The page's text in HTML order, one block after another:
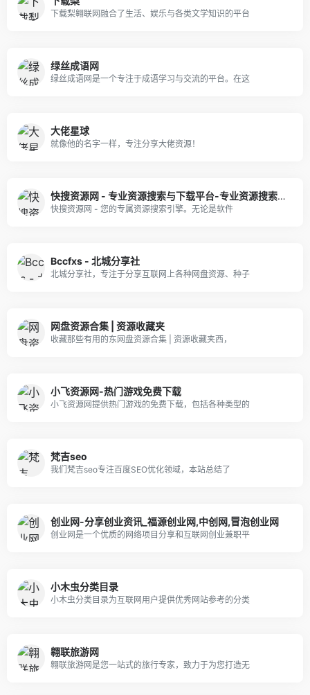
下载梨翱联网融合了生活、娱乐与各类文学知识的平台
绿丝成语网
绿丝成语网是一个专注于成语学习与交流的平台。在这
大佬星球
就像他的名字一样，专注分享大佬资源！
快搜资源网 - 专业资源搜索与下载平台-专业资源搜索与下载平台-专业资源搜索与下载平台
快搜资源网 - 您的专属资源搜索引擎。无论是软件
Bccfxs - 北城分享社
北城分享社，专注于分享互联网上各种网盘资源、种子
网盘资源合集 | 资源收藏夹
收藏那些有用的东网盘资源合集 | 资源收藏夹西，
小飞资源网-热门游戏免费下载
小飞资源网提供热门游戏的免费下载，包括各种类型的
梵吉seo
我们梵吉seo专注百度SEO优化领域，本站总结了
创业网-分享创业资讯_福源创业网,中创网,冒泡创业网
创业网是一个优质的网络项目分享和互联网创业兼职平
小木虫分类目录
小木虫分类目录为互联网用户提供优秀网站参考的分类
翱联旅游网
翱联旅游网是您一站式的旅行专家，致力于为您打造无